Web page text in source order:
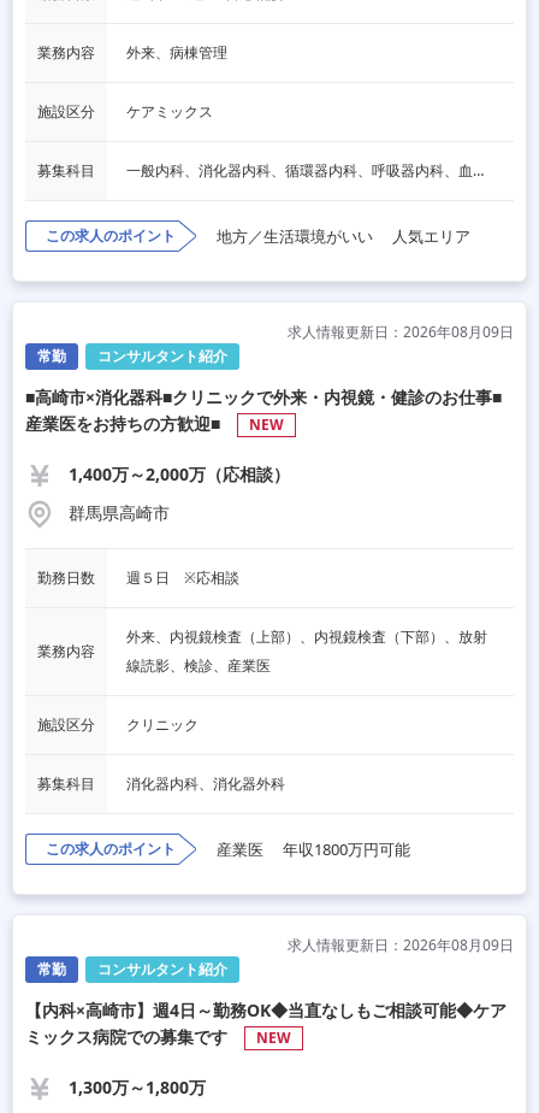
業務内容 外来、病棟管理
施設区分 ケアミックス
募集科目 一般内科、消化器内科、循環器内科、呼吸器内科、血液内科、脳神経内科、内分泌内科、老人内科、その他
この求人のポイント 地方／生活環境がいい 人気エリア
常勤 コンサルタント紹介
求人情報更新日：2026年08月09日
■高崎市×消化器科■クリニックで外来・内視鏡・健診のお仕事■
産業医をお持ちの方歓迎■
NEW
1,400万～2,000万（応相談）
群馬県高崎市
勤務日数 週５日　※応相談
業務内容
外来、内視鏡検査（上部）、内視鏡検査（下部）、放射
線読影、検診、産業医
施設区分 クリニック
募集科目 消化器内科、消化器外科
この求人のポイント 産業医 年収1800万円可能
常勤 コンサルタント紹介
求人情報更新日：2026年08月09日
【内科×高崎市】週4日～勤務OK◆当直なしもご相談可能◆ケア
ミックス病院での募集です
NEW
1,300万～1,800万